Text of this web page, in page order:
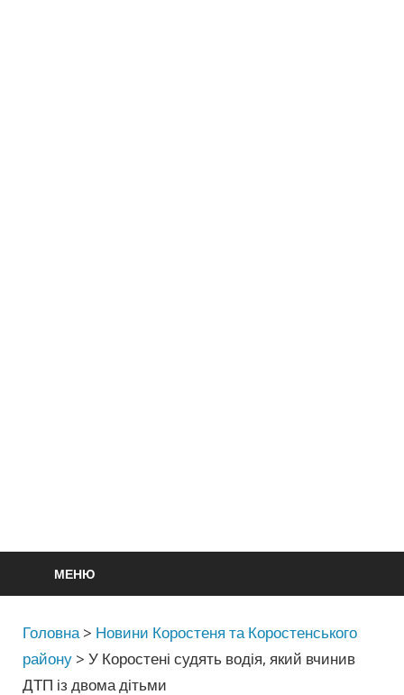
МЕНЮ
Головна > Новини Коростеня та Коростенського
району >У Коростені судять водія, який вчинив
ДТП із двома дітьми